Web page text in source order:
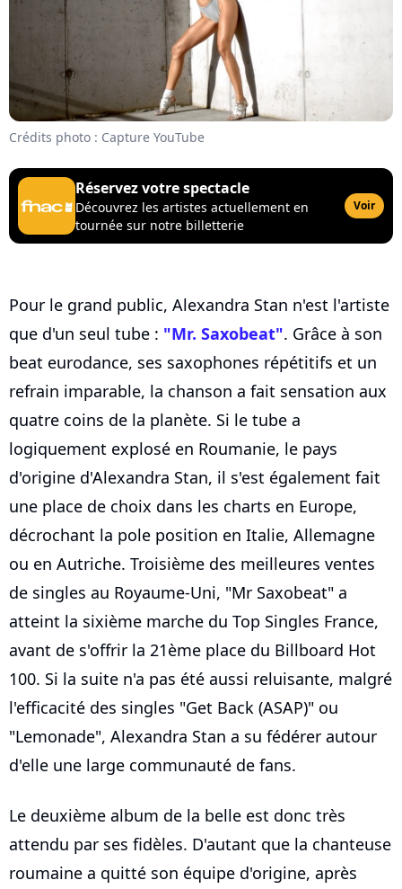
Crédits photo : Capture YouTube
Réservez votre spectacle
Découvrez les artistes actuellement en
tournée sur notre billetterie
Voir
Pour le grand public, Alexandra Stan n'est l'artiste
que d'un seul tube : "Mr. Saxobeat". Grâce à son
beat eurodance, ses saxophones répétitifs et un
refrain imparable, la chanson a fait sensation aux
quatre coins de la planète. Si le tube a
logiquement explosé en Roumanie, le pays
d'origine d'Alexandra Stan, il s'est également fait
une place de choix dans les charts en Europe,
décrochant la pole position en Italie, Allemagne
ou en Autriche. Troisième des meilleures ventes
de singles au Royaume-Uni, "Mr Saxobeat" a
atteint la sixième marche du Top Singles France,
avant de s'offrir la 21ème place du Billboard Hot
100. Si la suite n'a pas été aussi reluisante, malgré
l'efficacité des singles "Get Back (ASAP)" ou
"Lemonade", Alexandra Stan a su fédérer autour
d'elle une large communauté de fans.
Le deuxième album de la belle est donc très
attendu par ses fidèles. D'autant que la chanteuse
roumaine a quitté son équipe d'origine, après